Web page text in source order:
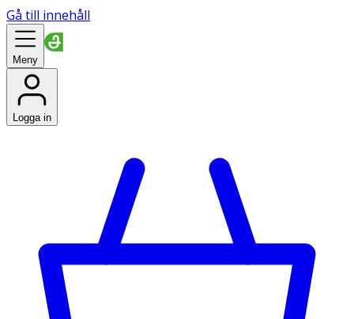
Gå till innehåll
Meny
Logga in